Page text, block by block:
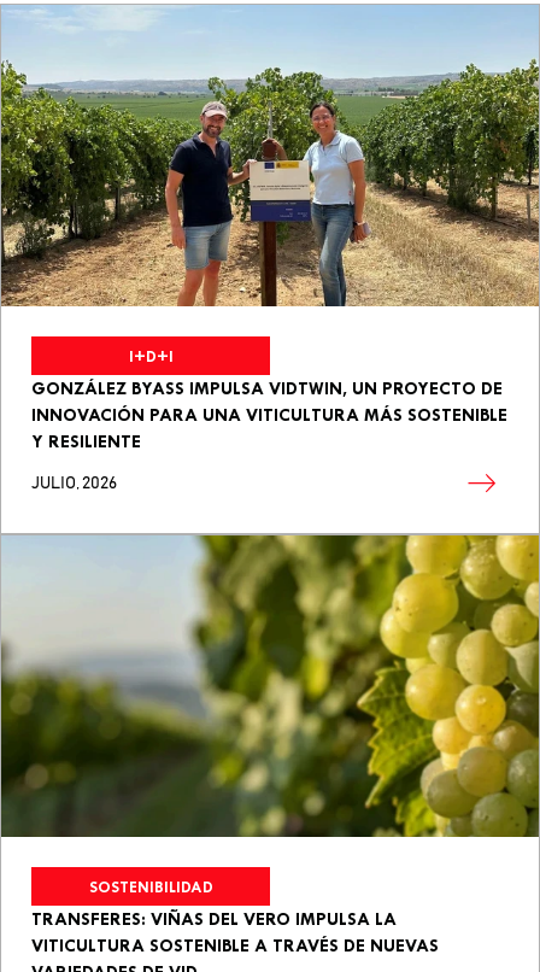
I+D+I
GONZÁLEZ BYASS IMPULSA VIDTWIN, UN PROYECTO DE
INNOVACIÓN PARA UNA VITICULTURA MÁS SOSTENIBLE
Y RESILIENTE
JULIO, 2026
SOSTENIBILIDAD
TRANSFERES: VIÑAS DEL VERO IMPULSA LA
VITICULTURA SOSTENIBLE A TRAVÉS DE NUEVAS